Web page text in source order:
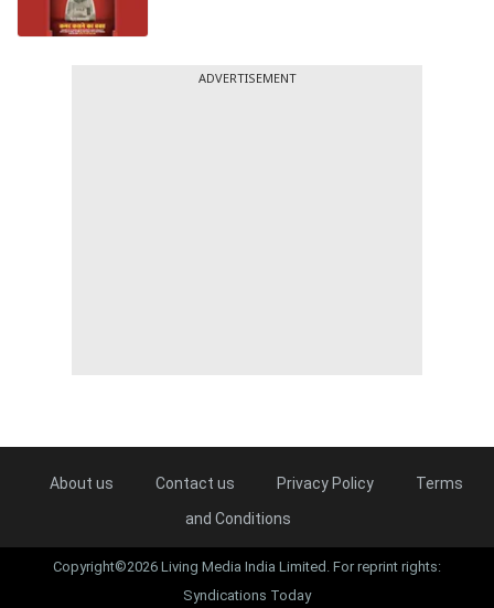
ADVERTISEMENT
About us Contact us Privacy Policy
Terms
and Conditions
Copyright©2026 Living Media India Limited. For reprint rights:
Syndications Today